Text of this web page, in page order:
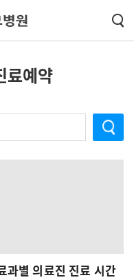
료예약
과별 의료진 진료 시간